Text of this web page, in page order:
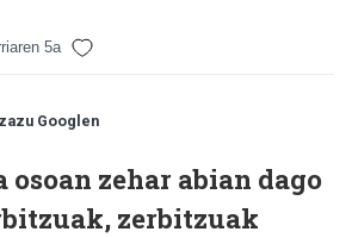
5a
Googlen
osoan zehar abian dago
zerbitzuak